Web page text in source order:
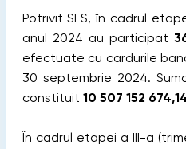
Potrivit SFS, în cadrul
anul 2024 au participat
efectuate cu cardurile
30 septembrie 2024.
constituit 10 507 152
În cadrul etapei a III-a